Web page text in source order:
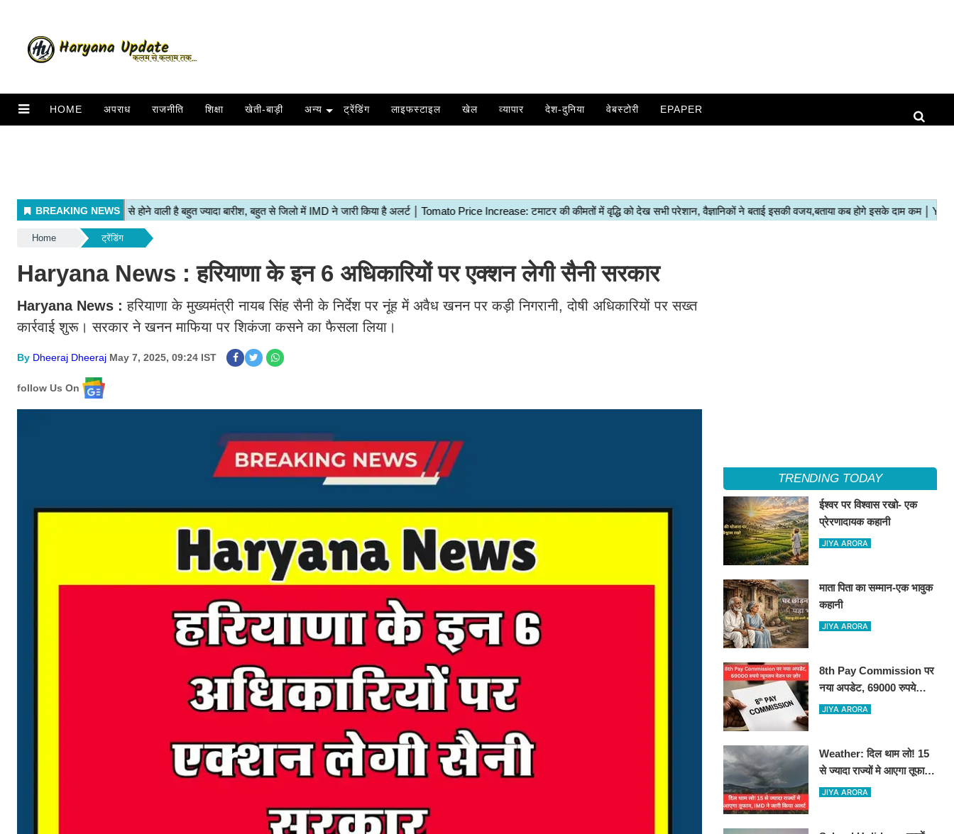
HOME अपराध राजनीति शिक्षा खेती-बाड़ी अन्य ट्रेंडिंग लाइफस्टाइल खेल व्यापार देश-दुनिया वेबस्टोरी EPAPER
Home ट्रेंडिंग
Haryana News : हरियाणा के इन 6 अधिकारियों पर एक्शन लेगी सैनी सरकार
Haryana News :हरियाणा के मुख्यमंत्री नायब सिंह सैनी के निर्देश पर नूंह में अवैध खनन पर कड़ी निगरानी, दोषी अधिकारियों पर सख्त
कार्रवाई शुरू। सरकार ने खनन माफिया पर शिकंजा कसने का फैसला लिया।
By Dheeraj Dheeraj May 7, 2025, 09:24 IST
follow Us On
TRENDING TODAY
ईश्वर पर विश्वास रखो- एक
प्रेरणादायक कहानी
JIYA ARORA
माता पिता का सम्मान-एक भावुक
कहानी
JIYA ARORA
8th Pay Commission पर
नया अपडेट, 69000 रुपये
न्यूनतम वेतन पर ज़ोर
JIYA ARORA
Weather: दिल थाम लो! 15
से ज्यादा राज्यों मे आएगा तूफान,
IMD ने जारी किया अलर्ट
JIYA ARORA